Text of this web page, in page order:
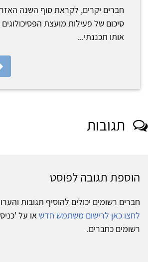
‏חברים יקרים, לקראת סוף השנה
אותו תכננתי...
תגובות
הוספת תגובה לפוסט
חברים רשומים יכולים להוסיף תגובות
לחצו כאן לרישום משתמש חדש או על
רשומים כחברים.